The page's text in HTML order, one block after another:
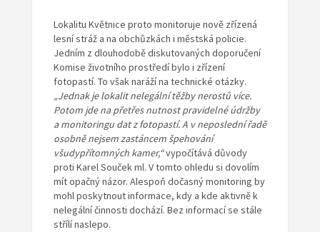
Lokalitu Květnice proto monitoruje nově zřízená
lesní stráž a na obchůzkách i městská policie.
Jedním z dlouhodobě diskutovaných doporučení
Komise životního prostředí bylo i zřízení
fotopastí. To však naráží na technické otázky.
„Jednak je lokalit nelegální těžby nerostů více.
Potom jde na přetřes nutnost pravidelné údržby
a monitoringu dat z fotopastí. A v neposlední řadě
osobně nejsem zastáncem špehování
všudypřítomných kamer,“vypočítává důvody
proti Karel Souček ml. V tomto ohledu si dovolím
mít opačný názor. Alespoň dočasný monitoring by
mohl poskytnout informace, kdy a kde aktivně k
nelegální činnosti dochází. Bez informací se stále
střílí naslepo.